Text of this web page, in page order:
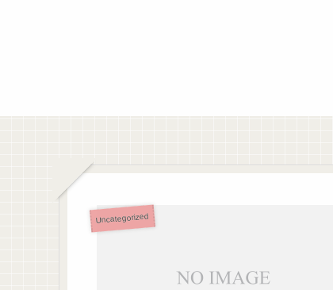
Uncategorized